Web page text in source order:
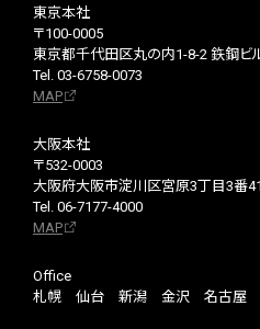
東京本社
〒100-0005
東京都千代田区丸の内1-8-2 鉃鋼ビ
Tel. 03-6758-0073
MAP
大阪本社
〒532-0003
大阪府大阪市淀川区宮原3丁目3番
Tel. 06-7177-4000
MAP
Office
札幌 仙台 新潟 金沢 名古屋